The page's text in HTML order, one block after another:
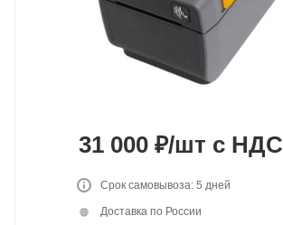
31 000 ₽/шт с НДС
Срок самовывоза: 5 дней
Доставка по России